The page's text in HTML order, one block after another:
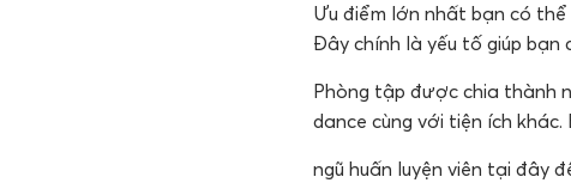
Ưu điểm lớn nhất bạn có
Đây chính là yếu tố giúp bạn
Phòng tập được chia thành
dance cùng với tiện ích khác.
ngũ huấn luyện viên tại đây